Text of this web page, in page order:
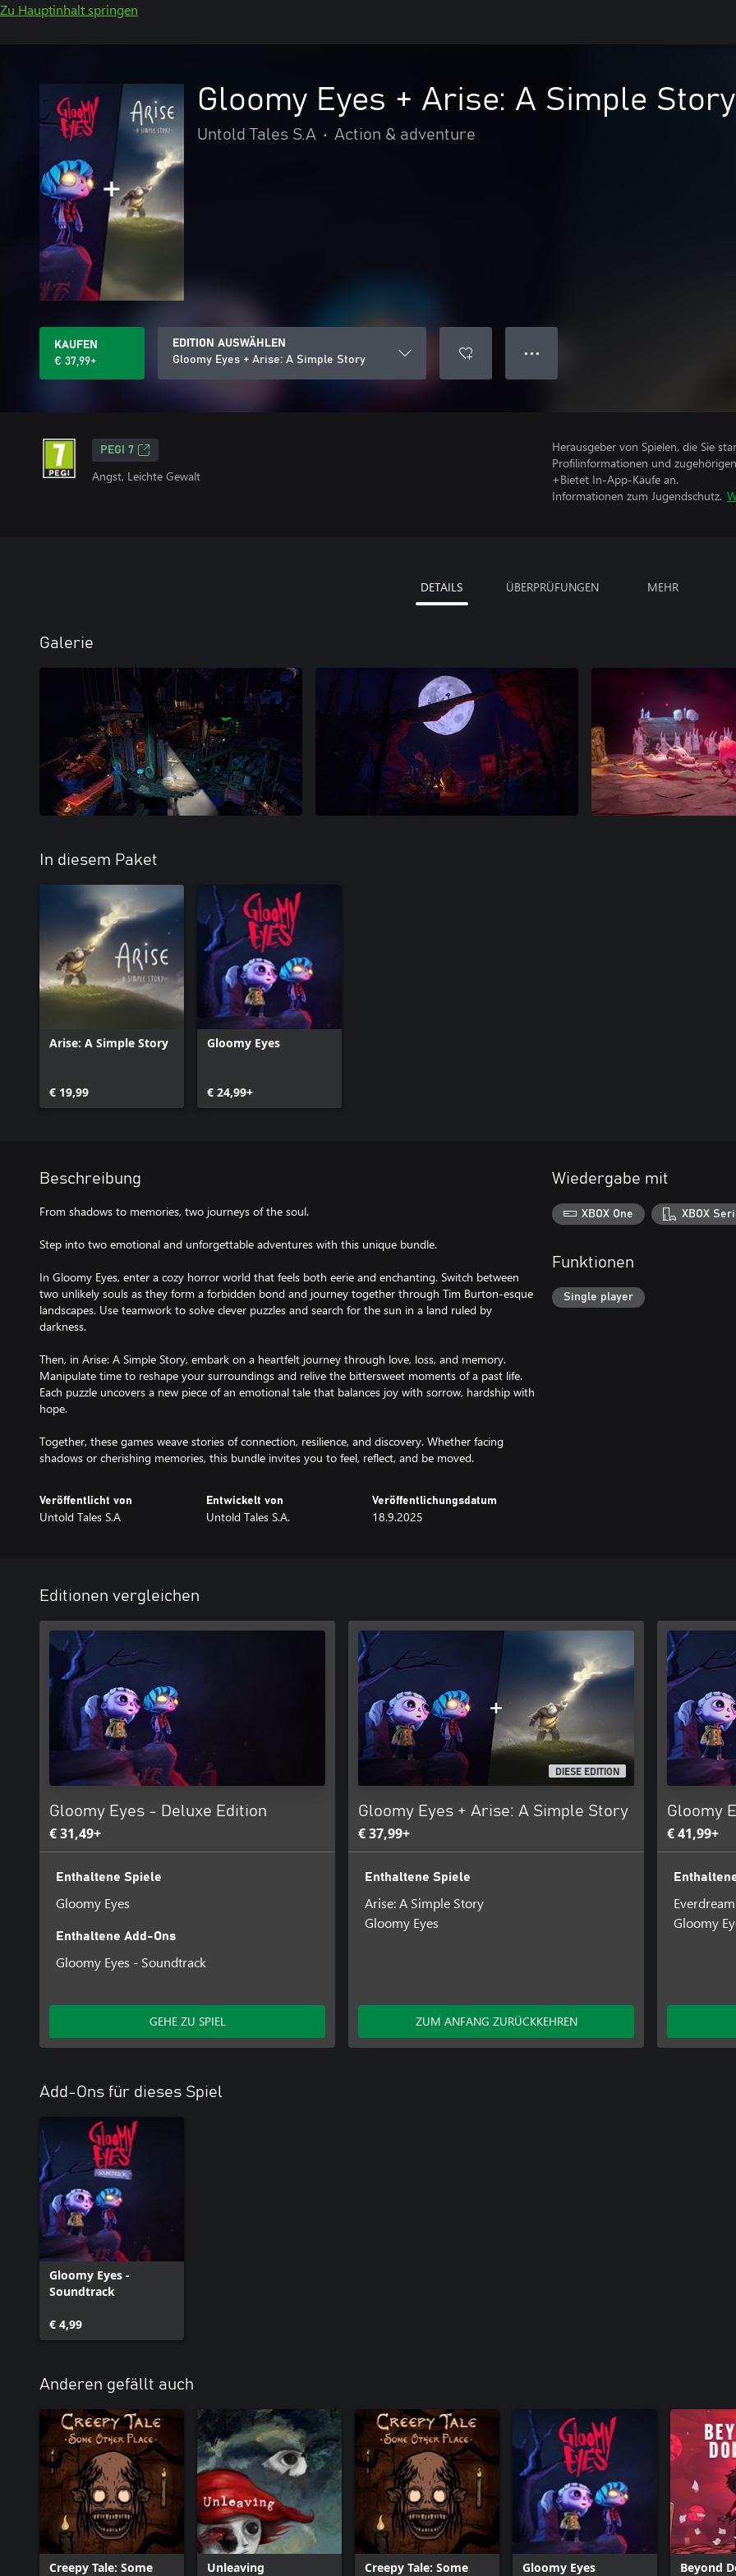
Zu Hauptinhalt springen
Gloomy Eyes + Arise: A Simple Story
Untold Tales S.A • Action & adventure
KAUFEN
€ 37,99+
EDITION AUSWÄHLEN
Gloomy Eyes + Arise: A Simple Story
● ● ●
PEGI 7
Angst, Leichte Gewalt
Herausgeber von Spielen, die Sie
Profilinformationen und
+Bietet In-App-Käufe an.
Informationen zum Jugendschutz.
DETAILS ÜBERPRÜFUNGEN MEHR
Galerie
In diesem Paket
Arise: A Simple Story
€ 19,99
Gloomy Eyes
€ 24,99+
Beschreibung
From shadows to memories, two journeys of the soul.
Step into two emotional and unforgettable adventures with this unique bundle.
In Gloomy Eyes, enter a cozy horror world that feels both eerie and enchanting. Switch between
two unlikely souls as they form a forbidden bond and journey together through Tim Burton-esque
landscapes. Use teamwork to solve clever puzzles and search for the sun in a land ruled by
darkness.
Then, in Arise: A Simple Story, embark on a heartfelt journey through love, loss, and memory.
Manipulate time to reshape your surroundings and relive the bittersweet moments of a past life.
Each puzzle uncovers a new piece of an emotional tale that balances joy with sorrow, hardship with
hope.
Together, these games weave stories of connection, resilience, and discovery. Whether facing
shadows or cherishing memories, this bundle invites you to feel, reflect, and be moved.
Veröffentlicht von
Untold Tales S.A
Entwickelt von
Untold Tales S.A.
Veröffentlichungsdatum
18.9.2025
Wiedergabe mit
XBOX One XBOX
Funktionen
Single player
Editionen vergleichen
Gloomy Eyes - Deluxe Edition
€ 31,49+
Enthaltene Spiele
Gloomy Eyes
Enthaltene Add-Ons
Gloomy Eyes - Soundtrack
GEHE ZU SPIEL
DIESE EDITION
Gloomy Eyes + Arise: A Simple Story
€ 37,99+
Enthaltene Spiele
Arise: A Simple Story
Gloomy Eyes
ZUM ANFANG ZURÜCKKEHREN
Gloomy
€ 41,99+
Gloomy
Add-Ons für dieses Spiel
Gloomy Eyes -
Soundtrack
€ 4,99
Anderen gefällt auch
Creepy Tale: Some Unleaving Creepy Tale: Some Gloomy Eyes Beyond